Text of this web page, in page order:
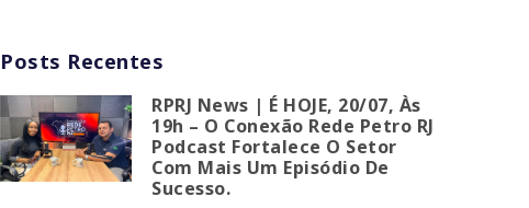
Posts Recentes
RPRJ News | É HOJE, 20/07, Às
19h – O Conexão Rede Petro RJ
Podcast Fortalece O Setor
Com Mais Um Episódio De
Sucesso.